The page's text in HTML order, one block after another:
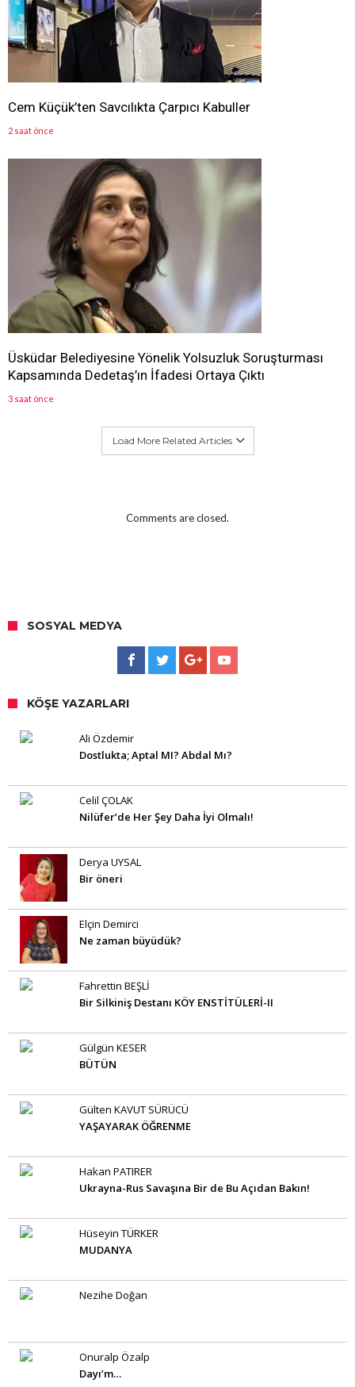
Cem Küçük’ten Savcılıkta Çarpıcı Kabuller
2 saat önce
Üsküdar Belediyesine Yönelik Yolsuzluk Soruşturması
Kapsamında Dedetaş’ın İfadesi Ortaya Çıktı
3 saat önce
Load More Related Articles
Comments are closed.
SOSYAL MEDYA
KÖŞE YAZARLARI
Ali Özdemir
Dostlukta; Aptal MI? Abdal Mı?
Celil ÇOLAK
Nilüfer’de Her Şey Daha İyi Olmalı!
Derya UYSAL
Bir öneri
Elçin Demirci
Ne zaman büyüdük?
Fahrettin BEŞLİ
Bir Silkiniş Destanı KÖY ENSTİTÜLERİ-II
Gülgün KESER
BÜTÜN
Gülten KAVUT SÜRÜCÜ
YAŞAYARAK ÖĞRENME
Hakan PATIRER
Ukrayna-Rus Savaşına Bir de Bu Açıdan Bakın!
Hüseyin TÜRKER
MUDANYA
Nezihe Doğan
Onuralp Özalp
Dayı’m…